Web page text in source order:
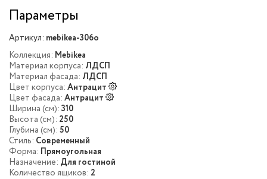
Параметры
Артикул: mebikea-306o
Коллекция: Mebikea
Материал корпуса: ЛДСП
Материал фасада: ЛДСП
Цвет корпуса: Антрацит
Цвет фасада: Антрацит
Ширина (см): 310
Высота (см): 250
Глубина (см): 50
Стиль: Современный
Форма: Прямоугольная
Назначение: Для гостиной
Количество ящиков: 2